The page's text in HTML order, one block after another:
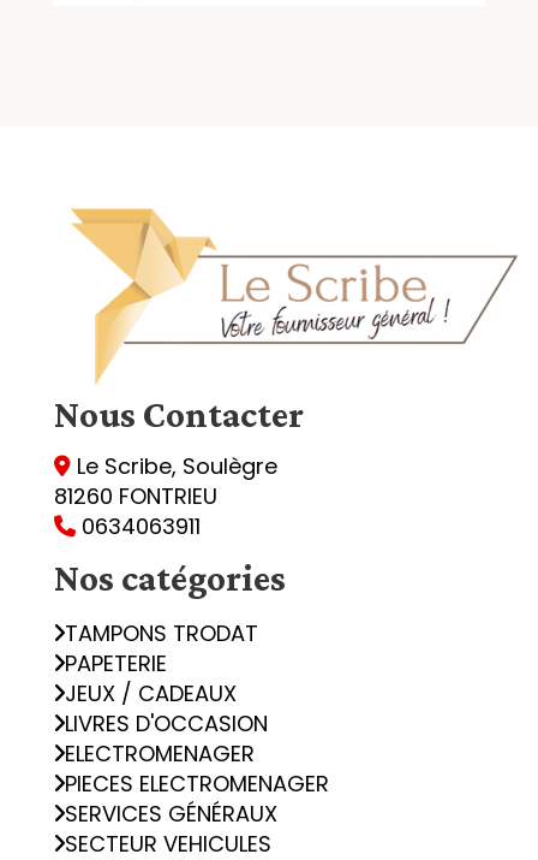
Nous Contacter
 Le Scribe, Soulègre
81260 FONTRIEU
 0634063911
Nos catégories
TAMPONS TRODAT
PAPETERIE
JEUX / CADEAUX
LIVRES D'OCCASION
ELECTROMENAGER
PIECES ELECTROMENAGER
SERVICES GÉNÉRAUX
SECTEUR VEHICULES